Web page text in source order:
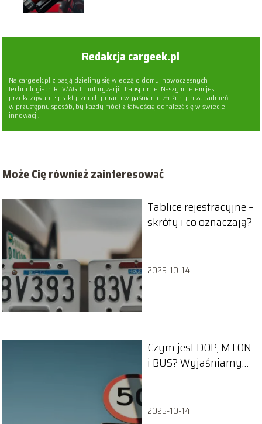
Redakcja cargeek.pl
Na cargeek.pl z pasją dzielimy się wiedzą o domu, nowoczesnych
technologiach RTV/AGD, motoryzacji i transporcie. Naszym celem jest
przekazywanie praktycznych porad i wyjaśnianie złożonych zagadnień
w przystępny sposób, by każdy mógł z łatwością odnaleźć się w świecie
innowacji.
Może Cię również zainteresować
Tablice rejestracyjne –
skróty i co oznaczają?
2025-10-14
Czym jest DOP, MTON
i BUS? Wyjaśniamy
2025-10-14